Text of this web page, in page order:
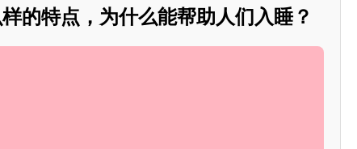
的特点，为什么能帮助人们入睡？